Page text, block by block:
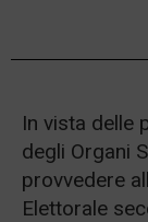
In vista delle
degli Organi
provvedere
Elettorale